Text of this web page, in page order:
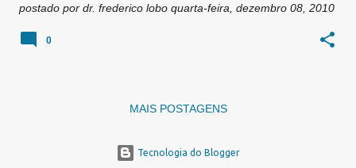
postado por dr. frederico lobo quarta-feira, dezembro 08, 2010
0
MAIS POSTAGENS
Tecnologia do Blogger